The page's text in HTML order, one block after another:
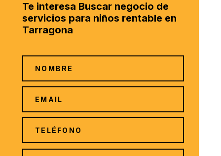
Te interesa Buscar negocio de
servicios para niños rentable en
Tarragona